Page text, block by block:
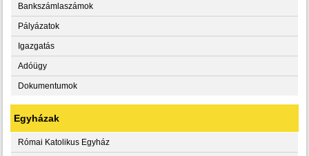
Bankszámlaszámok
Pályázatok
Igazgatás
Adóügy
Dokumentumok
Egyházak
Római Katolikus Egyház